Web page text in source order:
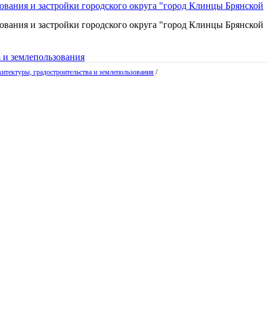
и застройки городского округа "город Клинцы Брянской
и застройки городского округа "город Клинцы Брянской
землепользования
градостроительства и землепользования /